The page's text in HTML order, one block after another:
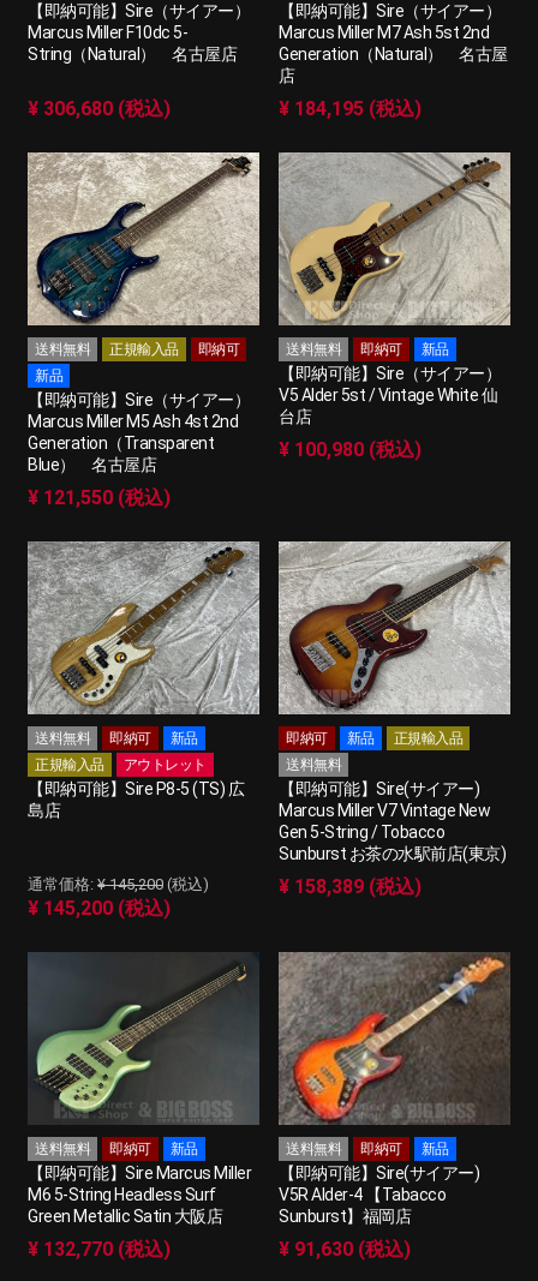
【即納可能】Sire（サイアー）
Marcus Miller F10dc 5-
String（Natural） 名古屋店
¥ 306,680 (税込)
【即納可能】Sire（サイアー）
Marcus Miller M7 Ash 5st 2nd
Generation（Natural） 名古屋
店
¥ 184,195 (税込)
送料無料 正規輸入品
即納可
新品
【即納可能】Sire（サイアー）
Marcus Miller M5 Ash 4st 2nd
Generation（Transparent
Blue） 名古屋店
¥ 121,550 (税込)
送料無料 即納可 新品
【即納可能】Sire（サイアー）
V5 Alder 5st / Vintage White 仙
台店
¥ 100,980 (税込)
送料無料 即納可
新品
正規輸入品
アウトレット
【即納可能】Sire P8-5 (TS) 広
島店
¥ 145,200 (税込)
¥ 145,200 (税込)
即納可 新品
正規輸入品
送料無料
【即納可能】Sire(サイアー)
Marcus Miller V7 Vintage New
Gen 5-String / Tobacco
Sunburst お茶の水駅前店(東京)
¥ 158,389 (税込)
送料無料 即納可 新品
【即納可能】Sire Marcus Miller
M6 5-String Headless Surf
Green Metallic Satin 大阪店
¥ 132,770 (税込)
送料無料 即納可 新品
【即納可能】Sire(サイアー)
V5R Alder-4 【Tabacco
Sunburst】福岡店
¥ 91,630 (税込)